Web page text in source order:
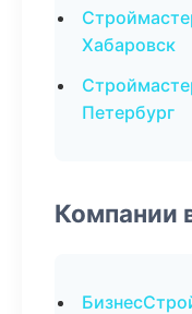
Хабаровск
Петербург
Компании